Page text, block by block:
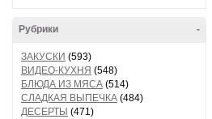
-
Рубрики
ЗАКУСКИ (593)
ВИДЕО-КУХНЯ (548)
БЛЮДА ИЗ МЯСА (514)
СЛАДКАЯ ВЫПЕЧКА (484)
ДЕСЕРТЫ (471)